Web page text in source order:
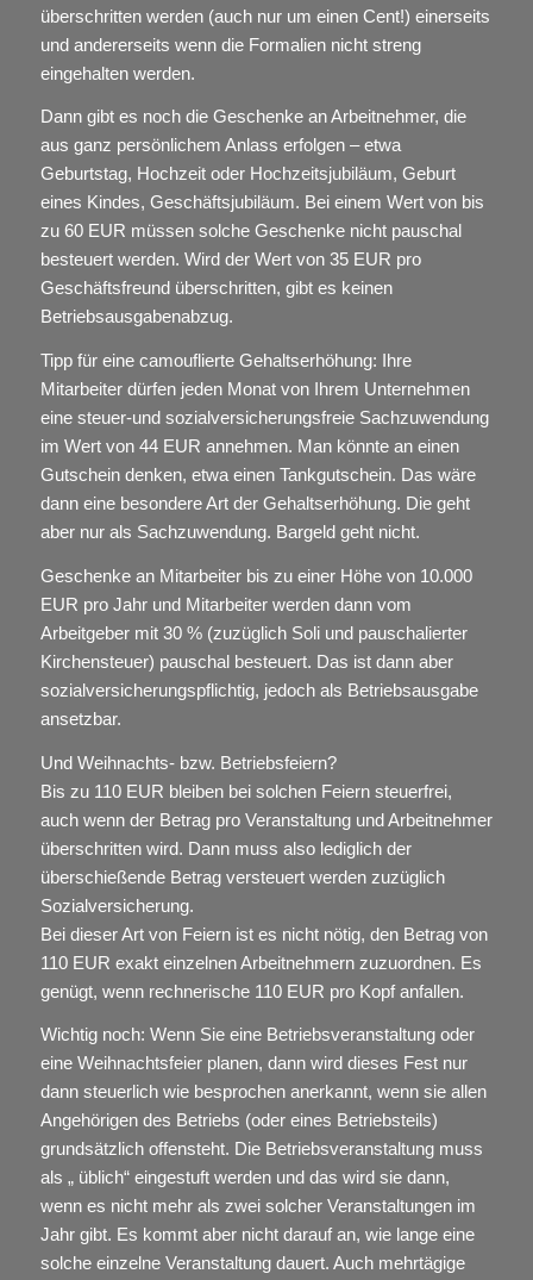
überschritten werden (auch nur um einen Cent!) einerseits
und andererseits wenn die Formalien nicht streng
eingehalten werden.
Dann gibt es noch die Geschenke an Arbeitnehmer, die
aus ganz persönlichem Anlass erfolgen – etwa
Geburtstag, Hochzeit oder Hochzeitsjubiläum, Geburt
eines Kindes, Geschäftsjubiläum. Bei einem Wert von bis
zu 60 EUR müssen solche Geschenke nicht pauschal
besteuert werden. Wird der Wert von 35 EUR pro
Geschäftsfreund überschritten, gibt es keinen
Betriebsausgabenabzug.
Tipp für eine camouflierte Gehaltserhöhung: Ihre
Mitarbeiter dürfen jeden Monat von Ihrem Unternehmen
eine steuer-und sozialversicherungsfreie Sachzuwendung
im Wert von 44 EUR annehmen. Man könnte an einen
Gutschein denken, etwa einen Tankgutschein. Das wäre
dann eine besondere Art der Gehaltserhöhung. Die geht
aber nur als Sachzuwendung. Bargeld geht nicht.
Geschenke an Mitarbeiter bis zu einer Höhe von 10.000
EUR pro Jahr und Mitarbeiter werden dann vom
Arbeitgeber mit 30 % (zuzüglich Soli und pauschalierter
Kirchensteuer) pauschal besteuert. Das ist dann aber
sozialversicherungspflichtig, jedoch als Betriebsausgabe
ansetzbar.
Und Weihnachts- bzw. Betriebsfeiern?
Bis zu 110 EUR bleiben bei solchen Feiern steuerfrei,
auch wenn der Betrag pro Veranstaltung und Arbeitnehmer
überschritten wird. Dann muss also lediglich der
überschießende Betrag versteuert werden zuzüglich
Sozialversicherung.
Bei dieser Art von Feiern ist es nicht nötig, den Betrag von
110 EUR exakt einzelnen Arbeitnehmern zuzuordnen. Es
genügt, wenn rechnerische 110 EUR pro Kopf anfallen.
Wichtig noch: Wenn Sie eine Betriebsveranstaltung oder
eine Weihnachtsfeier planen, dann wird dieses Fest nur
dann steuerlich wie besprochen anerkannt, wenn sie allen
Angehörigen des Betriebs (oder eines Betriebsteils)
grundsätzlich offensteht. Die Betriebsveranstaltung muss
als „ üblich“ eingestuft werden und das wird sie dann,
wenn es nicht mehr als zwei solcher Veranstaltungen im
Jahr gibt. Es kommt aber nicht darauf an, wie lange eine
solche einzelne Veranstaltung dauert. Auch mehrtägige